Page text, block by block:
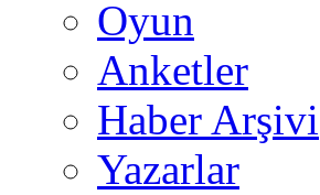
Oyun
Anketler
Haber Arşivi
Yazarlar